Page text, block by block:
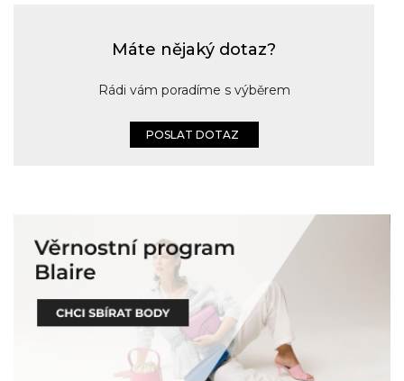
Máte nějaký dotaz?
Rádi vám poradíme s výběrem
POSLAT DOTAZ